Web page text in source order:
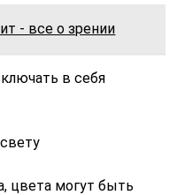
- все о зрении
в себя
цвета могут быть